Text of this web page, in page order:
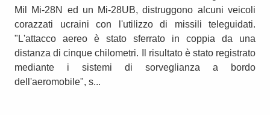
Mil Mi-28N ed un Mi-28UB, distruggono alcuni veicoli
corazzati ucraini con l'utilizzo di missili teleguidati.
"L'attacco aereo è stato sferrato in coppia da una
distanza di cinque chilometri. Il risultato è stato registrato
mediante i sistemi di sorveglianza a bordo
dell'aeromobile", s...